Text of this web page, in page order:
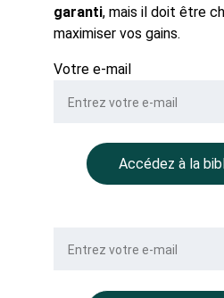
garanti, mais il doit être
maximiser vos gains.
Votre e-mail
Accédez à la